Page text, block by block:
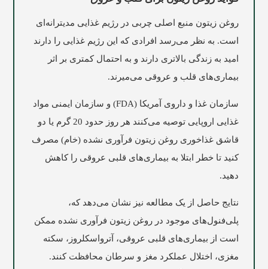
روغن زیتون منبع اصلی چربی در رژیم غذایی مدیترانه‌ای
است. به نظر می‌رسد افرادی که این رژیم غذایی را دارند
امید به زندگی بالاتری دارند و به احتمال کمتری بر اثر
بیماری‌های قلب و عروقی می‌میرند.
سازمان غذا و داروی آمریکا (FDA) و سازمان ایمنی مواد
غذایی اروپایی توصیه می‌کنند هر روز حدود 20 گرم یا دو
قاشق غذاخوری روغن زیتون فرآوری نشده (خام) مصرف
کنید تا خطر ابتلا به بیماری‌های قلبی عروقی را کاهش
دهید.
نتایج حاصل از یک مطالعه نیز نشان می‌دهد که،
پلی‌فنول‌های موجود در روغن زیتون فرآوری نشده ممکن
است از بیماری‌های قلبی عروقی، آترواسکلروز، سکته
مغزی، اختلال عملکرد مغز و سرطان محافظت کنند.